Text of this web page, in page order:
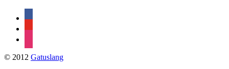
© 2012 Gatuslang